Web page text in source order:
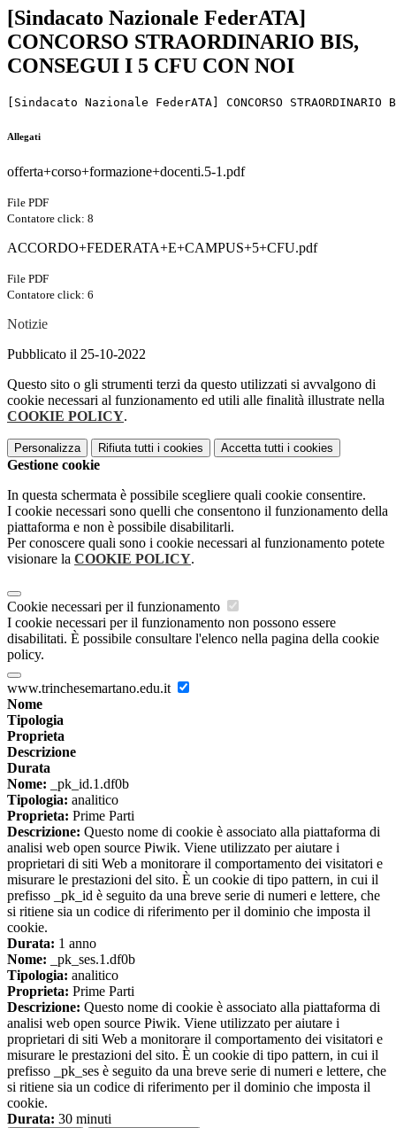
[Sindacato Nazionale FederATA]
CONCORSO STRAORDINARIO BIS,
CONSEGUI I 5 CFU CON NOI
[Sindacato Nazionale FederATA] CONCORSO STRAORDINARIO
Allegati
offerta+corso+formazione+docenti.5-1.pdf
File PDF
Contatore click: 8
ACCORDO+FEDERATA+E+CAMPUS+5+CFU.pdf
File PDF
Contatore click: 6
Notizie
Pubblicato il 25-10-2022
Questo sito o gli strumenti terzi da questo utilizzati si avvalgono di
cookie necessari al funzionamento ed utili alle finalità illustrate nella
COOKIE POLICY.
Personalizza Rifiuta tutti i cookies Accetta tutti i cookies
Gestione cookie
In questa schermata è possibile scegliere quali cookie consentire.
I cookie necessari sono quelli che consentono il funzionamento della
piattaforma e non è possibile disabilitarli.
Per conoscere quali sono i cookie necessari al funzionamento potete
visionare la COOKIE POLICY.
Cookie necessari per il funzionamento
I cookie necessari per il funzionamento non possono essere
disabilitati. È possibile consultare l'elenco nella pagina della cookie
policy.
www.trinchesemartano.edu.it
Nome
Tipologia
Proprieta
Descrizione
Durata
Nome: _pk_id.1.df0b
Tipologia: analitico
Proprieta: Prime Parti
Descrizione: Questo nome di cookie è associato alla piattaforma di
analisi web open source Piwik. Viene utilizzato per aiutare i
proprietari di siti Web a monitorare il comportamento dei visitatori e
misurare le prestazioni del sito. È un cookie di tipo pattern, in cui il
prefisso _pk_id è seguito da una breve serie di numeri e lettere, che
si ritiene sia un codice di riferimento per il dominio che imposta il
cookie.
Durata: 1 anno
Nome: _pk_ses.1.df0b
Tipologia: analitico
Proprieta: Prime Parti
Descrizione: Questo nome di cookie è associato alla piattaforma di
analisi web open source Piwik. Viene utilizzato per aiutare i
proprietari di siti Web a monitorare il comportamento dei visitatori e
misurare le prestazioni del sito. È un cookie di tipo pattern, in cui il
prefisso _pk_ses è seguito da una breve serie di numeri e lettere, che
si ritiene sia un codice di riferimento per il dominio che imposta il
cookie.
Durata: 30 minuti